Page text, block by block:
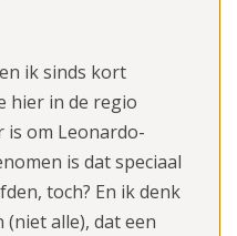
ik sinds kort
hier in de regio
om Leonardo-
is dat speciaal
toch? En ik denk
alle), dat een